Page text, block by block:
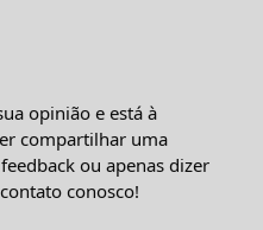
opinião e está à
compartilhar uma
ou apenas dizer
conosco!